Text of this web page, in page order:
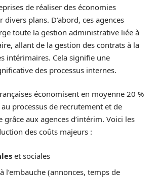
de réaliser des économies
divers plans. D’abord, ces agences
toute la gestion administrative liée à
allant de la gestion des contrats à la
intérimaires. Cela signifie une
des processus internes.
économisent en moyenne 20 %
processus de recrutement et de
aux agences d’intérim. Voici les
des coûts majeurs :
et sociales
l’embauche (annonces, temps de